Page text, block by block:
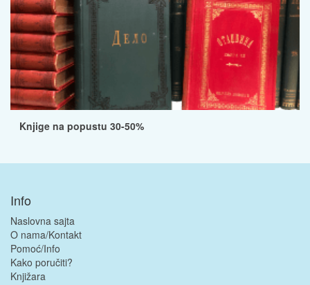
Knjige na popustu 30-50%
Info
Naslovna sajta
O nama/Kontakt
Pomoć/Info
Kako poručiti?
Knjižara